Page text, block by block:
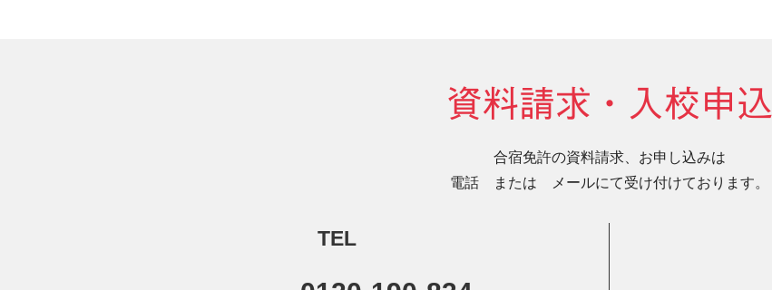
資料請求・入校申込
合宿免許の資料請求、お申し込みは
電話 または メールにて受け付けております。
TEL